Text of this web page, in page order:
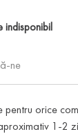
indisponibil
ne
pentru orice
1-2